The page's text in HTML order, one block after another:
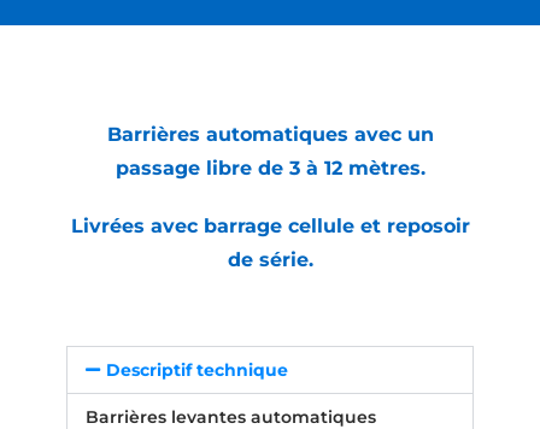
Barrières automatiques avec un
passage libre de 3 à 12 mètres.
Livrées avec barrage cellule et reposoir
de série.
Descriptif technique
Barrières levantes automatiques